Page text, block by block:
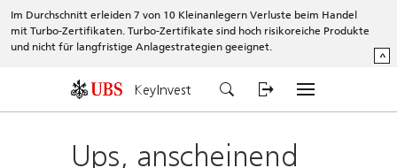
Im Durchschnitt erleiden 7 von 10 Kleinanlegern Verluste beim Handel
mit Turbo-Zertifikaten. Turbo-Zertifikate sind hoch risikoreiche Produkte
und nicht für langfristige Anlagestrategien geeignet.
^
KeyInvest
Ups, anscheinend